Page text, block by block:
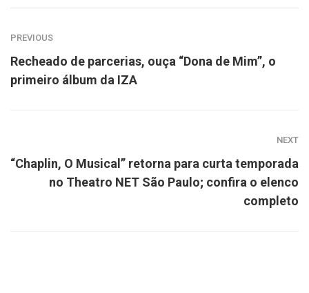
PREVIOUS
Recheado de parcerias, ouça “Dona de Mim”, o
primeiro álbum da IZA
NEXT
“Chaplin, O Musical” retorna para curta temporada
no Theatro NET São Paulo; confira o elenco
completo